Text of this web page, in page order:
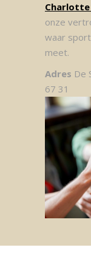
Charlotte
onze
waar
meet.
Adres De
67 31